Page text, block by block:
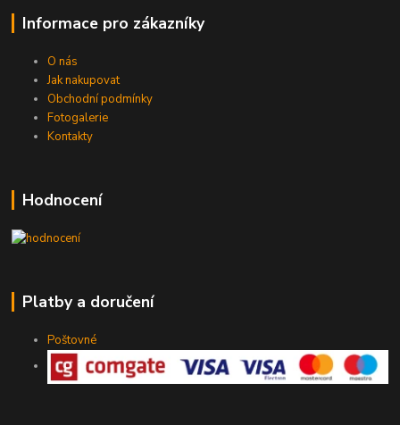
Informace pro zákazníky
O nás
Jak nakupovat
Obchodní podmínky
Fotogalerie
Kontakty
Hodnocení
Platby a doručení
Poštovné